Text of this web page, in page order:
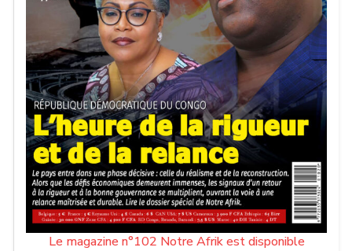
Le magazine n°102 Notre Afrik est disponible